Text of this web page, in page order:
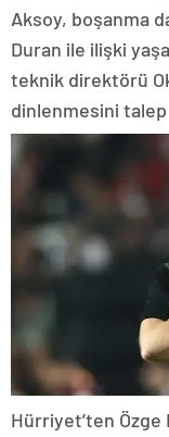
Aksoy, boşanma
Duran ile ilişki
teknik direktörü
dinlenmesini talep
Hürriyet’ten Özge